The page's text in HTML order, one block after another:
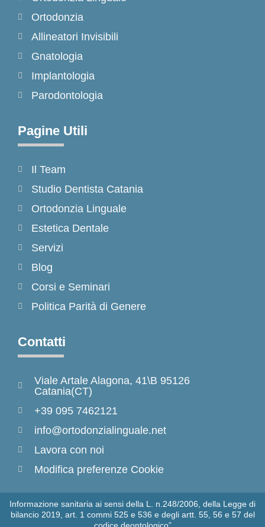
k
-
f
a
m
Ortodonzia
Allineatori Invisibili
Gnatologia
Implantologia
Parodontologia
Pagine Utili
Il Team
Studio Dentista Catania
Ortodonzia Linguale
Estetica Dentale
Servizi
Blog
Corsi e Seminari
Politica Parità di Genere
Contatti
Viale Artale Alagona, 41\B 95126
Catania(CT)
+39 095 7462121
info@ortodonzialinguale.net
Lavora con noi
Modifica preferenze Cookie
Informazione sanitaria ai sensi della L. n.248/2006, della Legge di
bilancio 2019, art. 1 commi 525 e 536 e degli artt. 55, 56 e 57 del
codice deontologico”